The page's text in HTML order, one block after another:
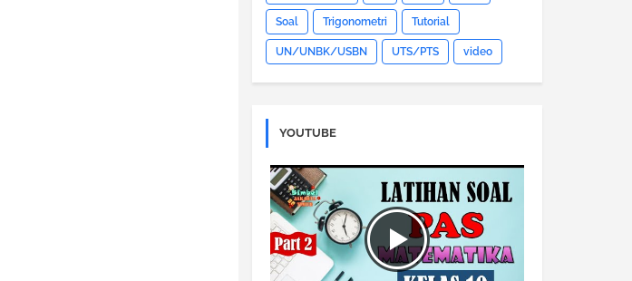
Soal Trigonometri Tutorial
UN/UNBK/USBN UTS/PTS video
YOUTUBE